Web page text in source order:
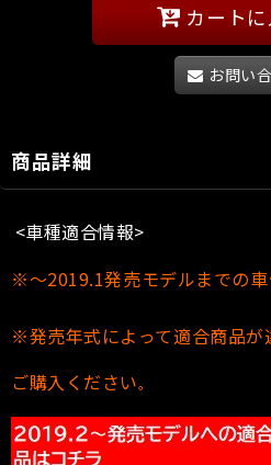
カート
お問い
商品詳細
<車種適合情報>
※〜2019.1発売モデルまでの
※発売年式によって適合商品が
ご購入ください。